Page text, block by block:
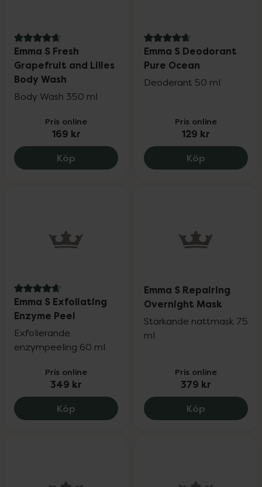
4.7 av 5 i omdöme
Emma S Fresh
Grapefruit and Lilies
Body Wash
Body Wash 350 ml
Pris online
169 kr
Köp Emma S Fresh Grapefruit and Lilies
4.7 av 5 i omdöme
Emma S Deodorant
Pure Ocean
Deoderant 50 ml
Pris online
129 kr
Köp Emma S
4.8 av 5 i omdöme
Emma S Exfoliating
Enzyme Peel
Exfolierande
enzympeeling 60 ml
Pris online
349 kr
Köp Emma S Exfoliating Enzyme Peel, 349
Emma S Repairing
Overnight Mask
Stärkande nattmask 75
ml
Pris online
379 kr
Köp Emma S